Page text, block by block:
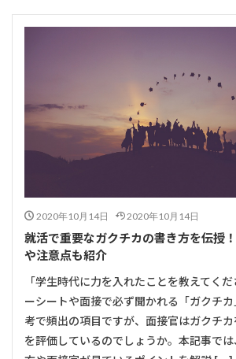
2020年10月14日 2020年10月14日
就活で重要なガクチカの書き方を伝授
や注意点も紹介
「学生時代に力を入れたことを教えてく
ーシートや面接で必ず聞かれる「ガクチ
考で頻出の項目ですが、面接官はガクチ
を評価しているのでしょうか。本記事で